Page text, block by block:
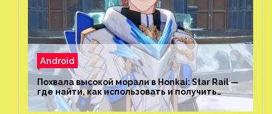
Android
Похвала высокой морали в Honkai: Star Rail —
где найти, как использовать и получить
скрытые достижения